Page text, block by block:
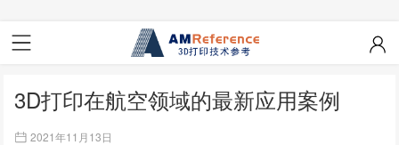
3D打印在航空领域的最新应用案例
2021年11月13日